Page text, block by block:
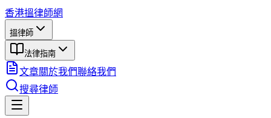
香港搵律師網
搵律師
法律指南
文章關於我們聯絡我們
搜尋律師